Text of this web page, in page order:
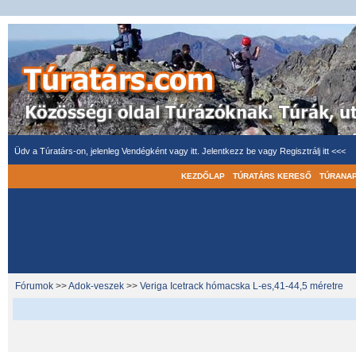
Üdv a Túratárs-on, jelenleg Vendégként vagy itt. Jelentkezz be vagy Regisztrálj itt <<<
KEZDŐLAP TÚRATÁRS KERESŐ
Fórumok >>Adok-veszek >> Veriga Icetrack hómacska L-es,41-44,5 méretre